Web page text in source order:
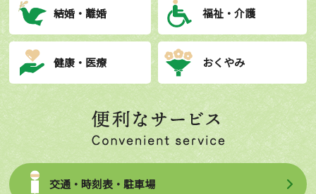
結婚・離婚 福祉・介護
健康・医療 おくやみ
交通・時刻表・駐車場